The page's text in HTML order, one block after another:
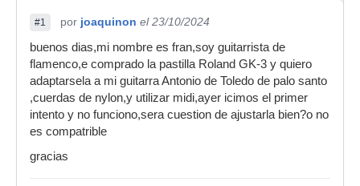
#1 por joaquinon el 23/10/2024
buenos dias,mi nombre es fran,soy guitarrista de
flamenco,e comprado la pastilla Roland GK-3 y quiero
adaptarsela a mi guitarra Antonio de Toledo de palo santo
,cuerdas de nylon,y utilizar midi,ayer icimos el primer
intento y no funciono,sera cuestion de ajustarla bien?o no
es compatrible
gracias